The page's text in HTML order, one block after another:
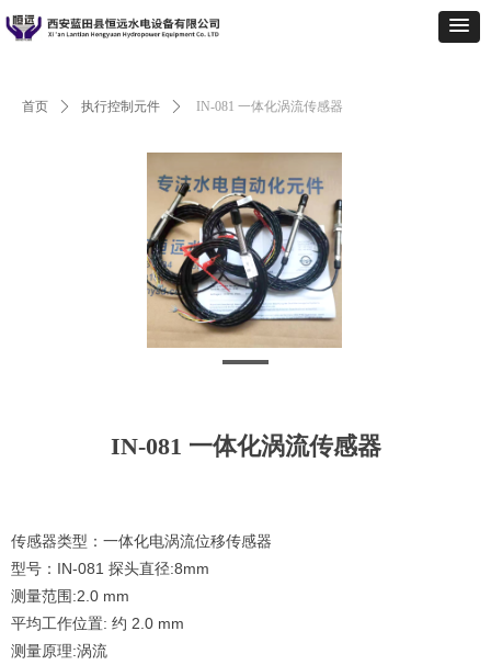
首页 ꄲ 执行控制元件 ꄲ IN‐081 一体化涡流传感器
IN‐081 一体化涡流传感器
传感器类型：一体化电涡流位移传感器 ​
型号：IN‐081 探头直径:8mm
测量范围:2.0 mm
平均工作位置: 约 2.0 mm
测量原理:涡流